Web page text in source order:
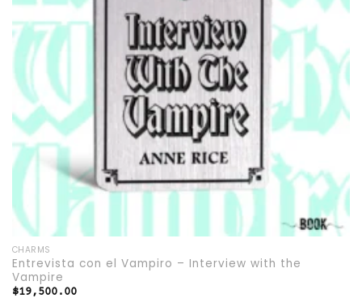
CHARMS
Entrevista con el Vampiro – Interview with the
Vampire
$19,500.00